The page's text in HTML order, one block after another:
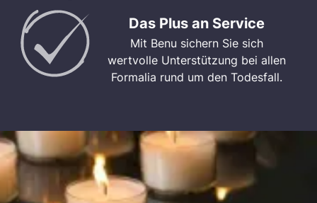
Das Plus an Service
Mit Benu sichern Sie sich
wertvolle Unterstützung bei allen
Formalia rund um den Todesfall.